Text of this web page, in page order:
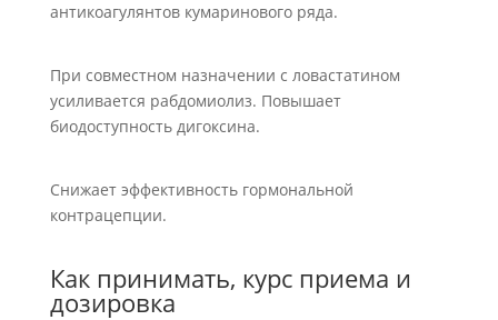
антикоагулянтов кумаринового ряда.
При совместном назначении с ловастатином
усиливается рабдомиолиз. Повышает
биодоступность дигоксина.
Снижает эффективность гормональной
контрацепции.
Как принимать, курс приема и
дозировка